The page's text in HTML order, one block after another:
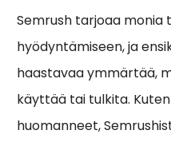
Semrush tarjoaa monia
hyödyntämiseen, ja
haastavaa ymmärtää,
käyttää tai tulkita.
huomanneet,